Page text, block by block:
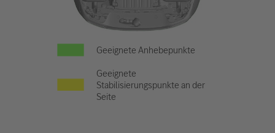
Geeignete Anhebepunkte
Geeignete
Stabilisierungspunkte an der
Seite